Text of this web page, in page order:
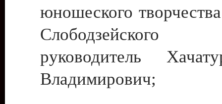
юношеского
руководитель
Владимирович;